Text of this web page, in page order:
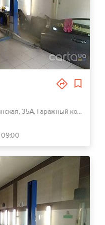
г. Киев, улица Бакинская, 35А, Гаражный кооператив Бакинский бокс 5-39
09:00